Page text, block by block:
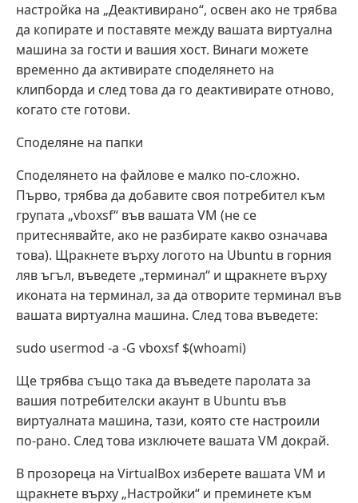
настройка на „Деактивирано“, освен ако не трябва
да копирате и поставяте между вашата виртуална
машина за гости и вашия хост. Винаги можете
временно да активирате споделянето на
клипборда и след това да го деактивирате отново,
когато сте готови.
Споделяне на папки
Споделянето на файлове е малко по-сложно.
Първо, трябва да добавите своя потребител към
групата „vboxsf“ във вашата VM (не се
притеснявайте, ако не разбирате какво означава
това). Щракнете върху логото на Ubuntu в горния
ляв ъгъл, въведете „терминал“ и щракнете върху
иконата на терминал, за да отворите терминал във
вашата виртуална машина. След това въведете:
sudo usermod -a -G vboxsf $(whoami)
Ще трябва също така да въведете паролата за
вашия потребителски акаунт в Ubuntu във
виртуалната машина, тази, която сте настроили
по-рано. След това изключете вашата VM докрай.
В прозореца на VirtualBox изберете вашата VM и
щракнете върху „Настройки“ и преминете към